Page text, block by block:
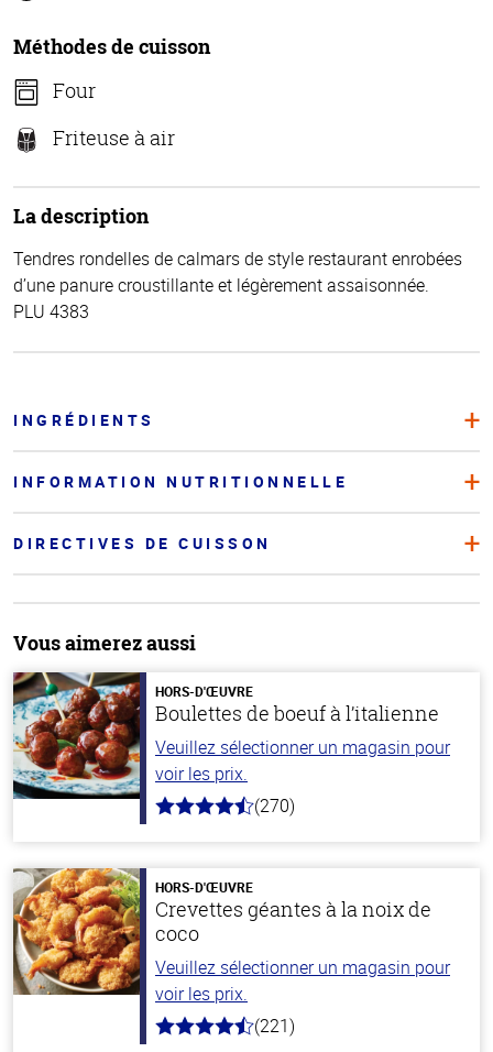
Méthodes de cuisson
Four
Friteuse à air
La description
Tendres rondelles de calmars de style restaurant enrobées
d’une panure croustillante et légèrement assaisonnée.
PLU 4383
INGRÉDIENTS
INFORMATION NUTRITIONNELLE
DIRECTIVES DE CUISSON
Vous aimerez aussi
HORS-D'ŒUVRE
Boulettes de boeuf à l’italienne
Veuillez sélectionner un magasin pour
voir les prix.
4.5
stars
(270)
HORS-D'ŒUVRE
Crevettes géantes à la noix de
coco
Veuillez sélectionner un magasin pour
voir les prix.
4.7
(221)